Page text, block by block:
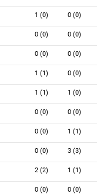
1 (0) 0 (0)
0 (0) 0 (0)
0 (0) 0 (0)
1 (1) 0 (0)
1 (1) 1 (0)
0 (0) 0 (0)
0 (0) 1 (1)
0 (0) 3 (3)
2 (2) 1 (1)
0 (0) 0 (0)